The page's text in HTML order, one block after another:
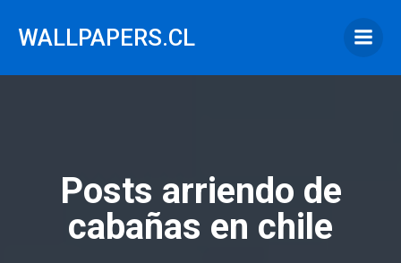
WALLPAPERS.CL
Posts arriendo de
cabañas en chile